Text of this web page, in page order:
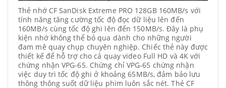
Thẻ nhớ CF SanDisk Extreme PRO 128GB 160MB/s với
tính năng tăng cường tốc độ đọc dữ liệu lên đến
160MB/s cùng tốc độ ghi lên đến 150MB/s. Đây là phụ
kiện nhớ không thể bỏ qua dành cho những người
đam mê quay chụp chuyên nghiệp. Chiếc thẻ này được
thiết kế để hỗ trợ cho cả quay video Full HD và 4K với
chứng nhận VPG-65. Chứng chỉ VPG-65 chứng nhận
việc duy trì tốc độ ghi ở khoảng 65MB/s, đảm bảo lưu
thông thông suốt dữ liệu phim luôn sắc nét. Thẻ CF